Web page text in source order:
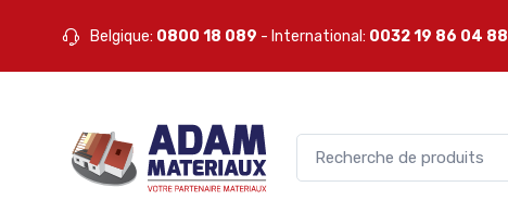
Belgique: 0800 18 089 - International: 0032 19 86 04 88
14